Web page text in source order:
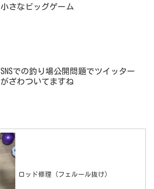
小さなビッグゲーム
SNSでの釣り場公開問題でツイッター
がざわついてますね
ロッド修理（フェルール抜け）